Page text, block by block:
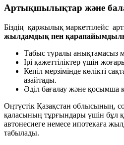
Артықшылықтар және
Біздің қаржылық маркетплейс
жылдамдық пен
Табыс туралы анықтамасыз
Ірі қажеттіліктер үшін
Кепіл мерзімінде көлікті
азайтады.
Әділ бағалау және қосымша
Оңтүстік Қазақстан облысының,
қаласының тұрғындары үшін бұл
автонесиеге немесе ипотекаға
табылады.